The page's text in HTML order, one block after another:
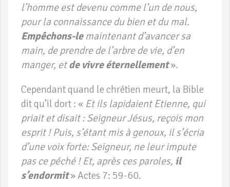
l’homme est devenu comme l’un de nous,
pour la connaissance du bien et du mal.
Empêchons-lemaintenant d’avancer sa
main, de prendre de l’arbre de vie, d’en
manger, etde vivre éternellement».
Cependant quand le chrétien meurt, la Bible
dit qu’il dort : « Et ils lapidaient Etienne, qui
priait et disait : Seigneur Jésus, reçois mon
esprit ! Puis, s’étant mis à genoux, il s’écria
d’une voix forte: Seigneur, ne leur impute
pas ce péché ! Et, après ces paroles, il
s’endormit» Actes 7: 59-60.